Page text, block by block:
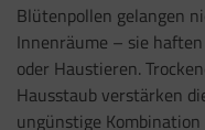
Blütenpollen gelangen
Innenräume – sie
oder Haustieren.
Hausstaub verstärken
ungünstige